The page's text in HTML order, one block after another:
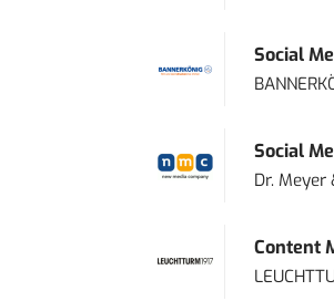
Social
Social
Dr. Meyer
Content